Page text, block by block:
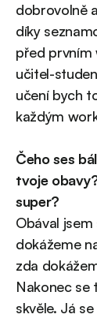
dobrovolně
díky
před
učitel-
učení bych
každým
Čeho ses
tvoje
super?
Obával
dokážeme
zda
Nakonec se
skvěle. Já